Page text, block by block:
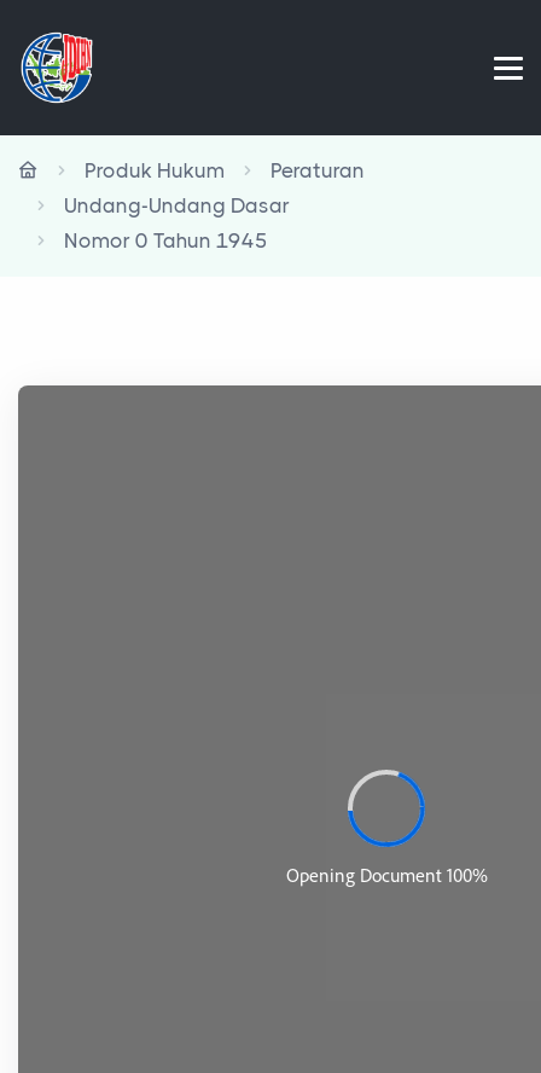
Produk Hukum
Peraturan
Undang-Undang Dasar
Nomor 0 Tahun 1945